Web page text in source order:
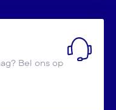
Bel ons op